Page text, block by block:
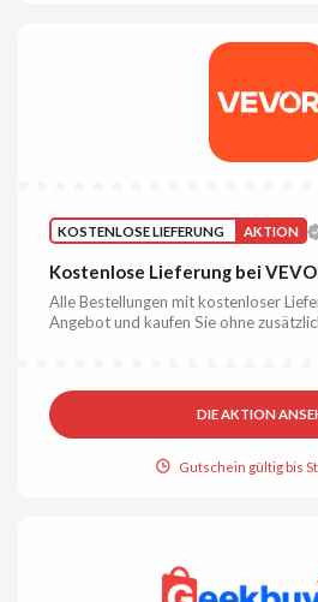
KOSTENLOSE LIEFERUNG AKTION
Kostenlose Lieferung bei
Alle Bestellungen mit kostenloser
Angebot und kaufen Sie ohne
DIE AKTION
Gutschein gültig bis